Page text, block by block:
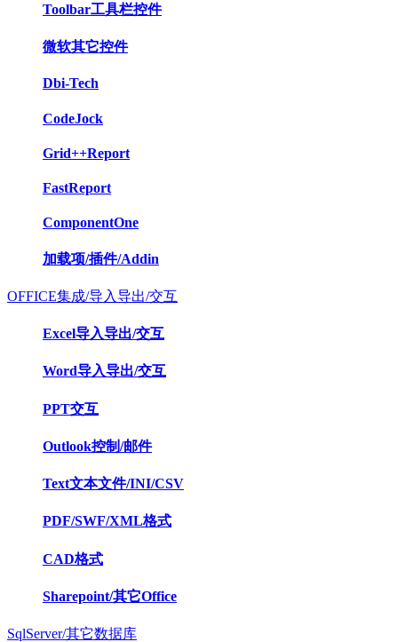
Toolbar工具栏控件
微软其它控件
Dbi-Tech
CodeJock
Grid++Report
FastReport
ComponentOne
加载项/插件/Addin
OFFICE集成/导入导出/交互
Excel导入导出/交互
Word导入导出/交互
PPT交互
Outlook控制/邮件
Text文本文件/INI/CSV
PDF/SWF/XML格式
CAD格式
Sharepoint/其它Office
SqlServer/其它数据库